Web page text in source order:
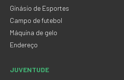
Ginásio de Esportes
Campo de futebol
Máquina de gelo
Endereço
JUVENTUDE